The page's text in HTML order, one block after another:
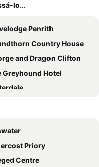
lo...
Penrith
Country House
and Dragon Clifton
Greyhound Hotel
Priory
Centre